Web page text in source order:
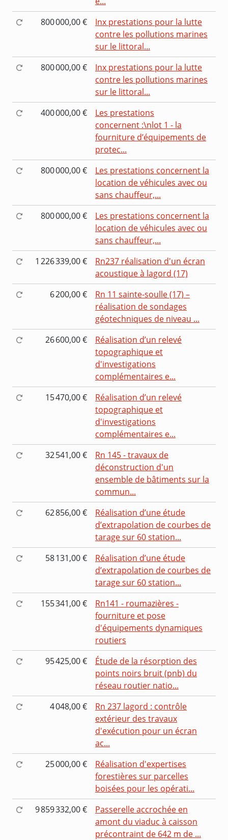
800 000,00 €
Inx prestations pour la lutte
contre les pollutions marines
sur le littoral...
800 000,00 €
Inx prestations pour la lutte
contre les pollutions marines
sur le littoral...
400 000,00 €
Les prestations
concernent :\nlot 1 - la
fourniture d’équipements de
protec...
800 000,00 €
Les prestations concernent la
location de véhicules avec ou
sans chauffeur,...
800 000,00 €
Les prestations concernent la
location de véhicules avec ou
sans chauffeur,...
1 226 339,00 €
Rn237 réalisation d'un écran
acoustique à lagord (17)
6 200,00 €
Rn 11 sainte-soulle (17) –
réalisation de sondages
géotechniques de niveau ...
26 600,00 €
Réalisation d’un relevé
topographique et
d'investigations
complémentaires e...
15 470,00 €
Réalisation d’un relevé
topographique et
d'investigations
complémentaires e...
32 541,00 €
Rn 145 - travaux de
déconstruction d'un
ensemble de bâtiments sur la
commun...
62 856,00 €
Réalisation d’une étude
d’extrapolation de courbes de
tarage sur 60 station...
58 131,00 €
Réalisation d’une étude
d’extrapolation de courbes de
tarage sur 60 station...
155 341,00 €
Rn141 - roumazières -
fourniture et pose
d'équipements dynamiques
routiers
95 425,00 €
Étude de la résorption des
points noirs bruit (pnb) du
réseau routier natio...
4 048,00 €
Rn 237 lagord : contrôle
extérieur des travaux
d'exécution pour un écran
ac...
25 000,00 €
Réalisation d'expertises
forestières sur parcelles
boisées pour les opérati...
9 859 332,00 €
Passerelle accrochée en
amont du viaduc à caisson
précontraint de 642 m de ...